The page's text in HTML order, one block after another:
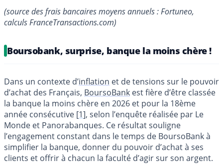
(source des frais bancaires moyens annuels : Fortuneo,
calculs FranceTransactions.com)
Boursobank, surprise, banque la moins chère !
Dans un contexte d’inflation et de tensions sur le pouvoir
d’achat des Français, BoursoBank est fière d’être classée
la banque la moins chère en 2026 et pour la 18ème
année consécutive [1], selon l’enquête réalisée par Le
Monde et Panorabanques. Ce résultat souligne
l’engagement constant dans le temps de BoursoBank à
simplifier la banque, donner du pouvoir d’achat à ses
clients et offrir à chacun la faculté d’agir sur son argent.